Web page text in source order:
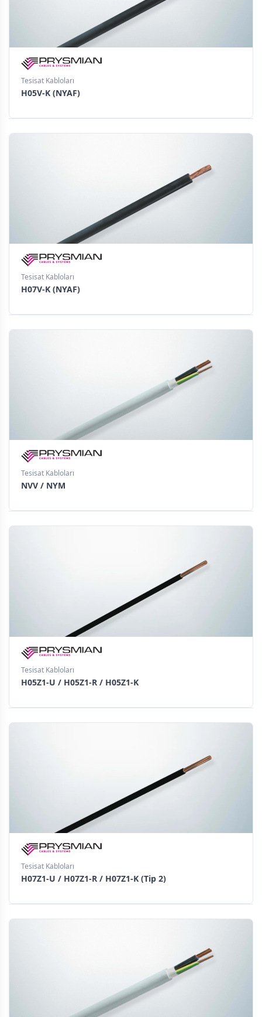
Tesisat Kabloları
H05V-K (NYAF)
Tesisat Kabloları
H07V-K (NYAF)
Tesisat Kabloları
NVV / NYM
Tesisat Kabloları
H05Z1-U / H05Z1-R / H05Z1-K
Tesisat Kabloları
H07Z1-U / H07Z1-R / H07Z1-K (Tip 2)